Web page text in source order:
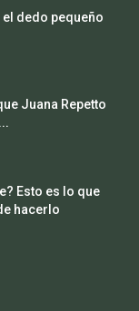
dedo pequeño
Juana Repetto
Esto es lo que
hacerlo